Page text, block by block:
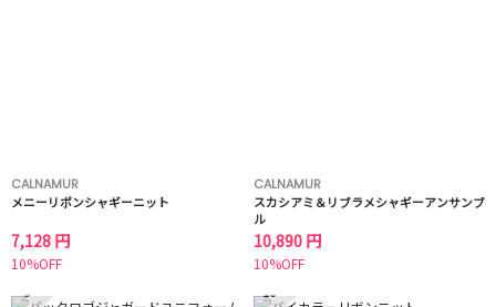
CALNAMUR
メニーリボンシャギーニット
7,128 円
10%OFF
CALNAMUR
スカシアミ＆リブラメシャギーアンサンブ
ル
10,890 円
10%OFF
9 10